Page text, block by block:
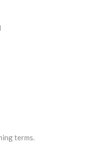
terms.